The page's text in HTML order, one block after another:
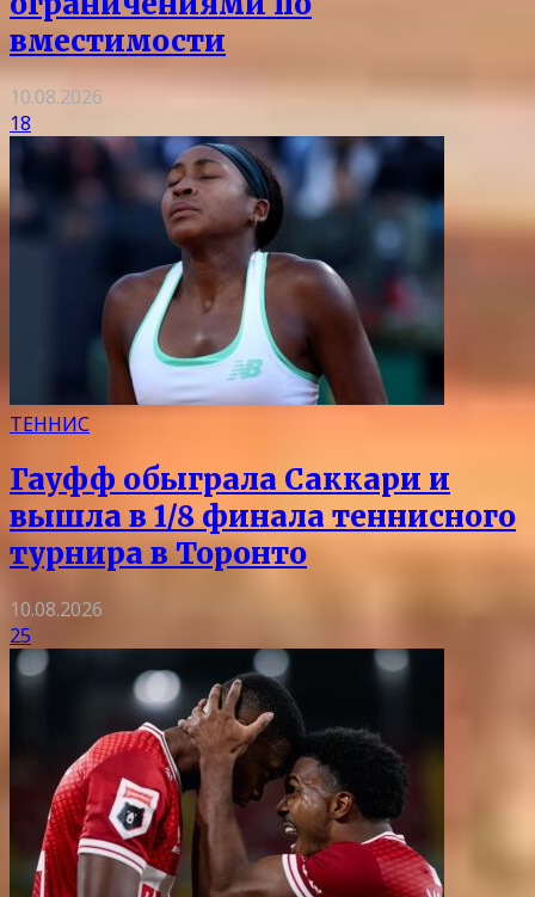
вместимости
10.08.2026
18
ТЕННИС
Гауфф обыграла Саккари и
вышла в 1/8 финала теннисного
турнира в Торонто
10.08.2026
25